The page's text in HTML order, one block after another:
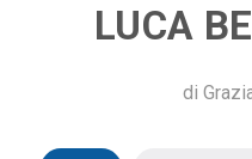
LUCA
di